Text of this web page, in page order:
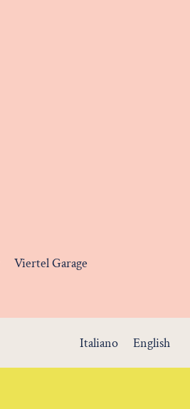
Viertel Garage
Italiano English